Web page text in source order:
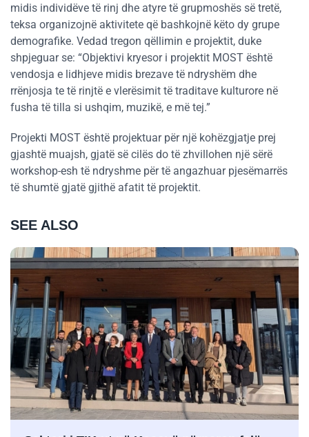
midis individëve të rinj dhe atyre të grupmoshës së tretë,
teksa organizojnë aktivitete që bashkojnë këto dy grupe
demografike. Vedad tregon qëllimin e projektit, duke
shpjeguar se: “Objektivi kryesor i projektit MOST është
vendosja e lidhjeve midis brezave të ndryshëm dhe
rrënjosja te të rinjtë e vlerësimit të traditave kulturore në
fusha të tilla si ushqim, muzikë, e më tej.”
Projekti MOST është projektuar për një kohëzgjatje prej
gjashtë muajsh, gjatë së cilës do të zhvillohen një sërë
workshop-esh të ndryshme për të angazhuar pjesëmarrës
të shumtë gjatë gjithë afatit të projektit.
SEE ALSO